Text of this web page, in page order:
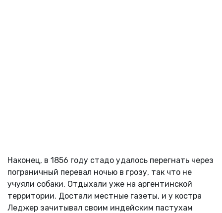
Наконец, в 1856 году стадо удалось перегнать через
пограничный перевал ночью в грозу, так что не
учуяли собаки. Отдыхали уже на аргентинской
территории. Достали местные газеты, и у костра
Леджер зачитывал своим индейским пастухам